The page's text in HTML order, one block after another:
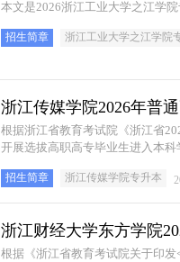
本文是2026浙江工业大学之江学
招生简章 浙江工业大学之江学院
浙江传媒学院2026年普
根据浙江省教育考试院《浙江省
开展选拔高职高专毕业生进入本科
招生简章 浙江传媒学院专升本
浙江财经大学东方学院
根据《浙江省教育考试院关于印